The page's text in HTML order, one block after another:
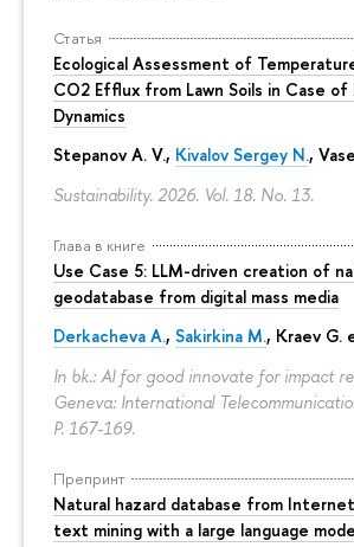
Статья
Ecological Assessment of
CO2 Efflux from Lawn Soils in Case
Dynamics
Stepanov A. V., Kivalov Sergey N.,
Sustainability. 2026. Vol. 18. No. 13.
Глава в книге
Use Case 5: LLM-driven creation of
geodatabase from digital mass media
Derkacheva A., Sakirkina M., Kraev G.
In bk.: AI for good innovate for impact
Geneva: International
P. 167-169.
Препринт
Natural hazard database from
text mining with a large language